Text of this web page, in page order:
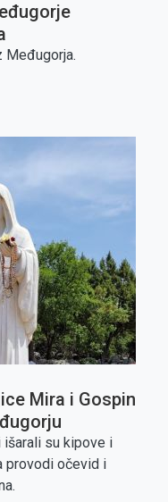
Međugorja.
Mira i Gospin
su kipove i
provodi očevid i